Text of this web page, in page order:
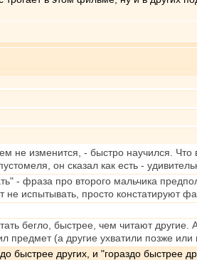
не изменится, - быстро научился. Что
он сказал как есть -
- фраза про второго мальчика
испытывать, просто констатируют
бегло, быстрее, чем читают
предмет (а другие ухватили позже или
быстрее других, и "гораздо быстрее